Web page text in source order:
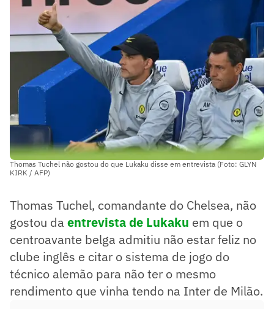
Thomas Tuchel não gostou do que Lukaku disse em entrevista (Foto: GLYN
KIRK / AFP)
Thomas Tuchel, comandante do Chelsea, não
gostou da entrevista de Lukaku em que o
centroavante belga admitiu não estar feliz no
clube inglês e citar o sistema de jogo do
técnico alemão para não ter o mesmo
rendimento que vinha tendo na Inter de Milão.